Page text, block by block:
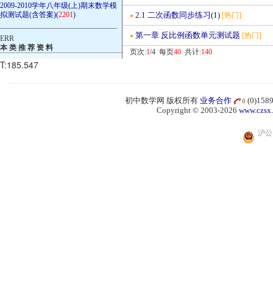
2009-2010学年八年级(上)期末数学模
拟测试题(含答案)(2201)
————————————————
ERR
本 类 推 荐 资 料
● 2.1 二次函数同步练习(1) [热门]
● 第一章 反比例函数单元测试题 [热门]
页次:1/4 每页40 共计:140
T:185.547
初中数学网 版权所有 业务合作
Copyright © 2003-2026
沪公